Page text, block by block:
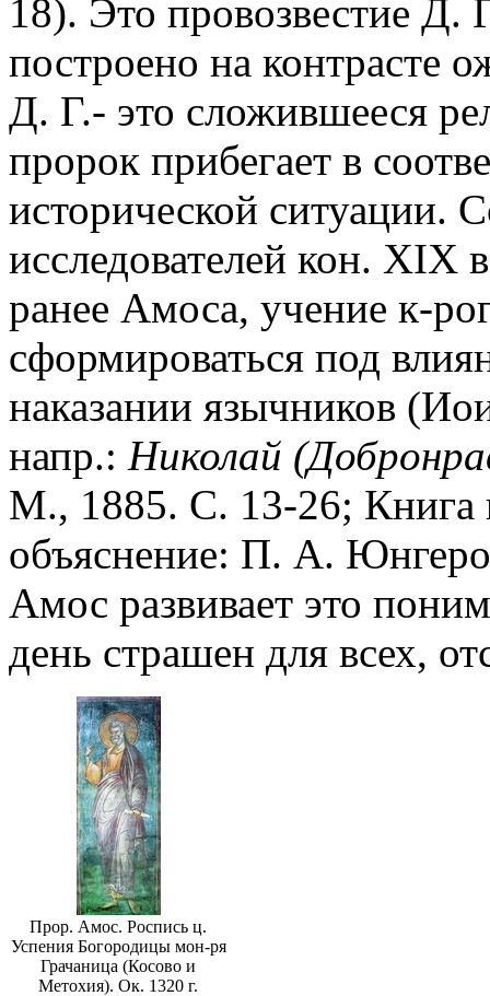
18). Это провозвестие Д.
построено на контрасте
Д. Г.- это сложившееся
пророк прибегает в
исторической ситуации.
исследователей кон. XIX
ранее Амоса, учение к-
сформироваться под
наказании язычников
напр.: Николай
М., 1885. С. 13-26; Книга
объяснение: П. А.
Амос развивает это
день страшен для всех,
Прор. Амос. Роспись ц.
Успения Богородицы мон-ря
Грачаница (Косово и
Метохия). Ок. 1320 г.